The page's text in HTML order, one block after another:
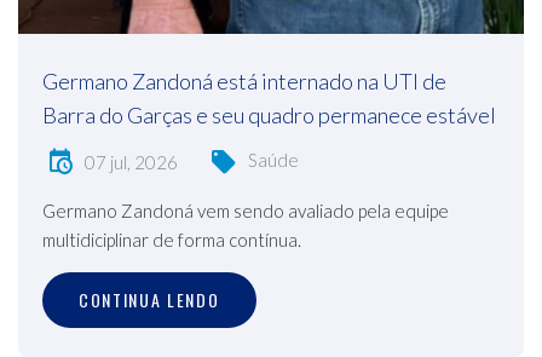
Germano Zandoná está internado na UTI de
Barra do Garças e seu quadro permanece estável
07 jul, 2026 Saúde
Germano Zandoná vem sendo avaliado pela equipe
multidiciplinar de forma contínua.
CONTINUA LENDO